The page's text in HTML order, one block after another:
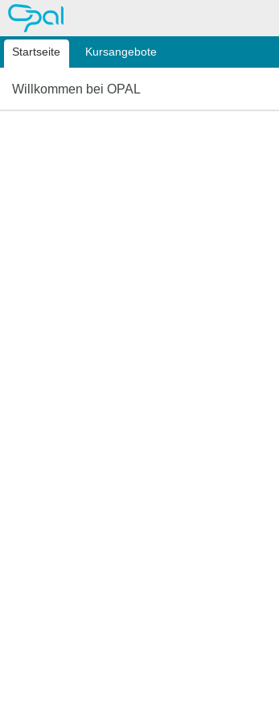
OPAL
Startseite Kursangebote
Willkommen bei OPAL